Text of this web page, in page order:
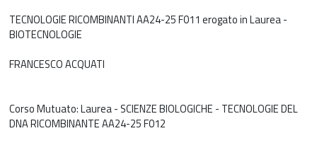
TECNOLOGIE RICOMBINANTI AA24-25 F011 erogato in Laurea -
BIOTECNOLOGIE
FRANCESCO ACQUATI
Corso Mutuato: Laurea - SCIENZE BIOLOGICHE - TECNOLOGIE DEL
DNA RICOMBINANTE AA24-25 F012